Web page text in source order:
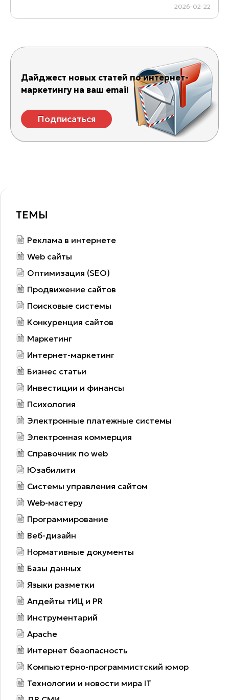
2026-02-22
Дайджест новых статей по интернет-
маркетингу на ваш email
Подписаться
ТЕМЫ
Реклама в интернете
Web сайты
Оптимизация (SEO)
Продвижение сайтов
Поисковые системы
Конкуренция сайтов
Маркетинг
Интернет-маркетинг
Бизнес статьи
Инвестиции и финансы
Психология
Электронные платежные системы
Электронная коммерция
Справочник по web
Юзабилити
Системы управления сайтом
Web-мастеру
Программирование
Веб-дизайн
Нормативные документы
Базы данных
Языки разметки
Апдейты тИЦ и PR
Инструментарий
Apache
Интернет безопасность
Компьютерно-программистский юмор
Технологии и новости мира IT